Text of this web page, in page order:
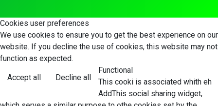
Cookies user preferences
We use cookies to ensure you to get the best experience on our
website. If you decline the use of cookies, this website may not
function as expected.
Accept all Decline all
Functional
This cooki is associated whith eh
AddThis social sharing widget,